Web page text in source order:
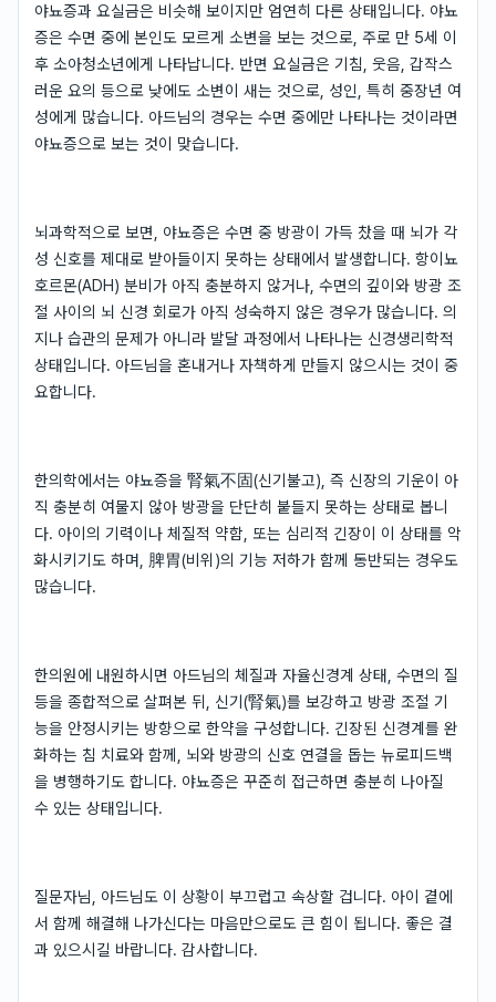
야뇨증과 요실금은 비슷해 보이지만 엄연히 다른 상태입니다. 야뇨
증은 수면 중에 본인도 모르게 소변을 보는 것으로, 주로 만 5세 이
후 소아청소년에게 나타납니다. 반면 요실금은 기침, 웃음, 갑작스
러운 요의 등으로 낮에도 소변이 새는 것으로, 성인, 특히 중장년 여
성에게 많습니다. 아드님의 경우는 수면 중에만 나타나는 것이라면
야뇨증으로 보는 것이 맞습니다.
뇌과학적으로 보면, 야뇨증은 수면 중 방광이 가득 찼을 때 뇌가 각
성 신호를 제대로 받아들이지 못하는 상태에서 발생합니다. 항이뇨
호르몬(ADH) 분비가 아직 충분하지 않거나, 수면의 깊이와 방광 조
절 사이의 뇌 신경 회로가 아직 성숙하지 않은 경우가 많습니다. 의
지나 습관의 문제가 아니라 발달 과정에서 나타나는 신경생리학적
상태입니다. 아드님을 혼내거나 자책하게 만들지 않으시는 것이 중
요합니다.
한의학에서는 야뇨증을 腎氣不固(신기불고), 즉 신장의 기운이 아
직 충분히 여물지 않아 방광을 단단히 붙들지 못하는 상태로 봅니
다. 아이의 기력이나 체질적 약함, 또는 심리적 긴장이 이 상태를 악
화시키기도 하며, 脾胃(비위)의 기능 저하가 함께 동반되는 경우도
많습니다.
한의원에 내원하시면 아드님의 체질과 자율신경계 상태, 수면의 질
등을 종합적으로 살펴본 뒤, 신기(腎氣)를 보강하고 방광 조절 기
능을 안정시키는 방향으로 한약을 구성합니다. 긴장된 신경계를 완
화하는 침 치료와 함께, 뇌와 방광의 신호 연결을 돕는 뉴로피드백
을 병행하기도 합니다. 야뇨증은 꾸준히 접근하면 충분히 나아질
수 있는 상태입니다.
질문자님, 아드님도 이 상황이 부끄럽고 속상할 겁니다. 아이 곁에
서 함께 해결해 나가신다는 마음만으로도 큰 힘이 됩니다. 좋은 결
과 있으시길 바랍니다. 감사합니다.